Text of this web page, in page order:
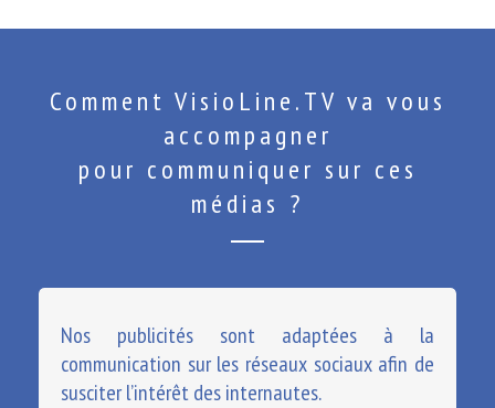
Comment VisioLine.TV va vous
accompagner
pour communiquer sur ces
médias ?
Nos publicités sont adaptées à la
communication sur les réseaux sociaux afin de
susciter l’intérêt des internautes.